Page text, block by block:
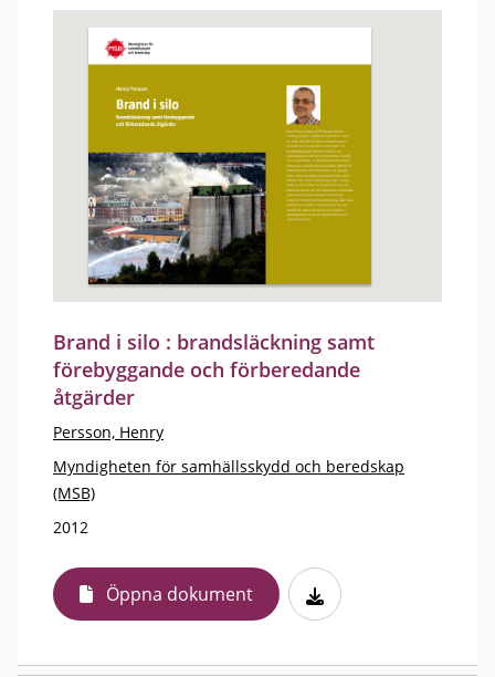
Brand i silo : brandsläckning samt
förebyggande och förberedande
åtgärder
Persson, Henry
Myndigheten för samhällsskydd och beredskap
(MSB)
2012
Öppna dokument